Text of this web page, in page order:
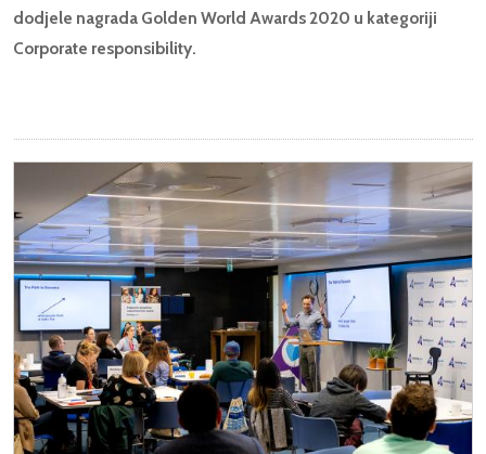
dodjele nagrada Golden World Awards 2020 u kategoriji
Corporate responsibility.